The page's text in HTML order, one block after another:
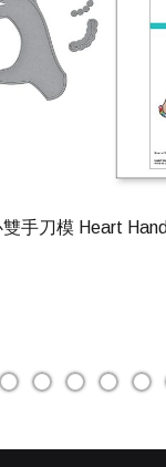
手刀模 Heart